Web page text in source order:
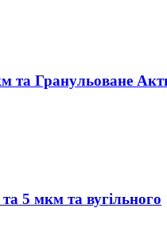
та Гранульоване
5 мкм та вугільного